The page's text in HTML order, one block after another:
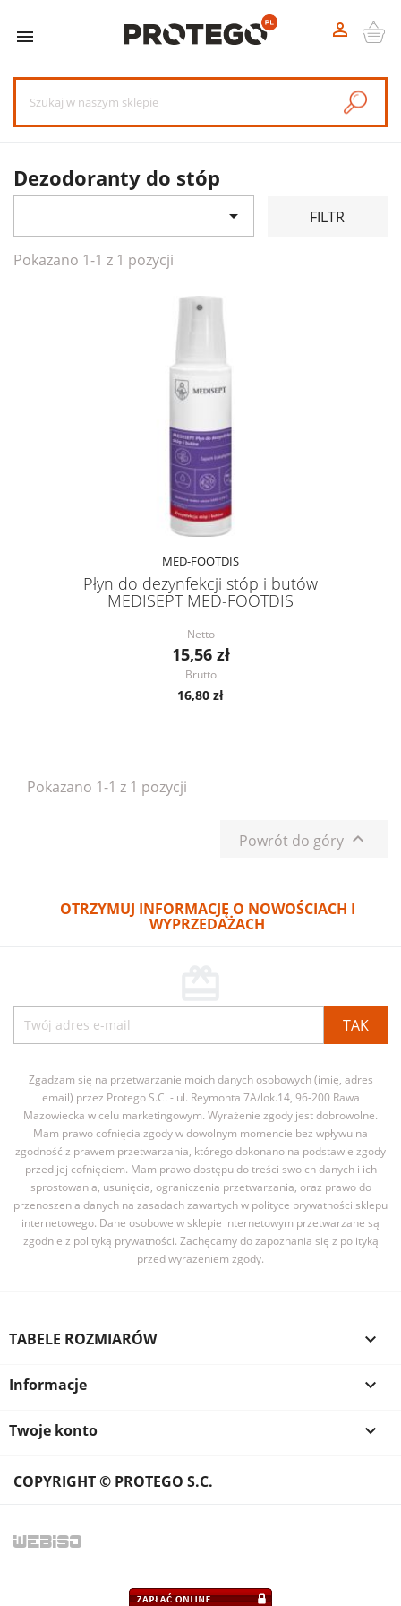
 
Dezodoranty do stóp
 FILTR
Pokazano 1-1 z 1 pozycji
MED-FOOTDIS
Płyn do dezynfekcji stóp i butów
MEDISEPT MED-FOOTDIS
Netto
15,56 zł
Brutto
16,80 zł
Pokazano 1-1 z 1 pozycji
Powrót do góry 
OTRZYMUJ INFORMACJĘ O NOWOŚCIACH I
WYPRZEDAŻACH
Zgadzam się na przetwarzanie moich danych osobowych (imię, adres
email) przez Protego S.C. - ul. Reymonta 7A/lok.14, 96-200 Rawa
Mazowiecka w celu marketingowym. Wyrażenie zgody jest dobrowolne.
Mam prawo cofnięcia zgody w dowolnym momencie bez wpływu na
zgodność z prawem przetwarzania, którego dokonano na podstawie zgody
przed jej cofnięciem. Mam prawo dostępu do treści swoich danych i ich
sprostowania, usunięcia, ograniczenia przetwarzania, oraz prawo do
przenoszenia danych na zasadach zawartych w polityce prywatności sklepu
internetowego. Dane osobowe w sklepie internetowym przetwarzane są
zgodnie z polityką prywatności. Zachęcamy do zapoznania się z polityką
przed wyrażeniem zgody.
TABELE ROZMIARÓW 
Informacje 
Twoje konto 
COPYRIGHT © PROTEGO S.C.
WEBISO